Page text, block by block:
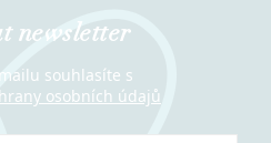
newsletter
souhlasíte s
osobních údajů